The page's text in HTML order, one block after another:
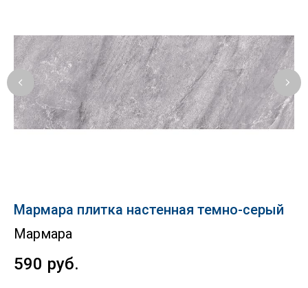
Мармара плитка настенная темно-серый
Мармара
590 руб.